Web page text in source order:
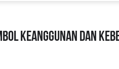
KEANGGUNAN DAN